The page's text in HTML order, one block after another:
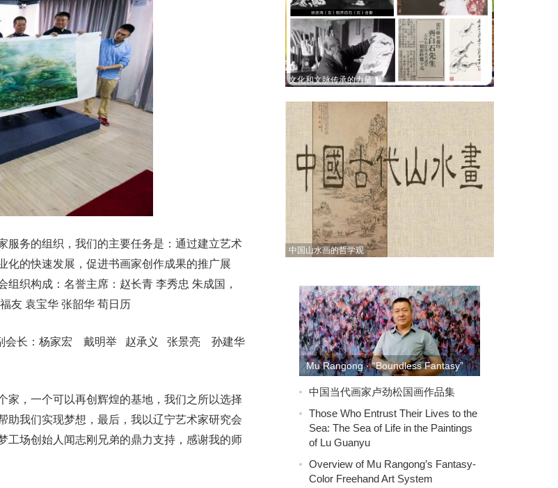
服务的组织，我们的主要任务是：通过建立艺术
化的快速发展，促进书画家创作成果的推广展
织构成：名誉主席：赵长青 李秀忠 朱成国，
友 袁宝华 张韶华 荀日历
长：杨家宏 戴明举 赵承义 张景亮 孙建华
家，一个可以再创辉煌的基地，我们之所以选择
助我们实现梦想，最后，我以辽宁艺术家研究会
工场创始人闻志刚兄弟的鼎力支持，感谢我的师
文化和文脉传承的力量
中国山水画的哲学观
Mu Rangong · “Boundless Fantasy”
World Tour Exhibition Is About to
Launch
中国当代画家卢劲松国画作品集
Those Who Entrust Their Lives to the
Sea: The Sea of Life in the Paintings
of Lu Guanyu
Overview of Mu Rangong’s Fantasy-
Color Freehand Art System